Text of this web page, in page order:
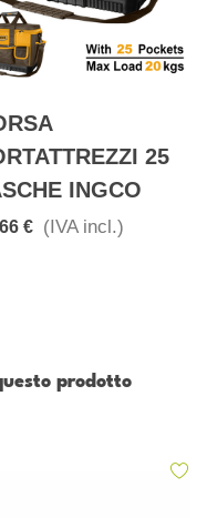
25
INGCO
€ (IVA incl.)
prodotto